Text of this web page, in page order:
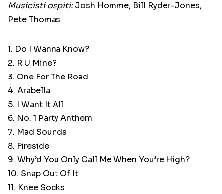
Musicisti ospiti:Josh Homme, Bill Ryder-Jones,
Pete Thomas
1. Do I Wanna Know?
2. R U Mine?
3. One For The Road
4. Arabella
5. I Want It All
6. No. 1 Party Anthem
7. Mad Sounds
8. Fireside
9. Why’d You Only Call Me When You’re High?
10. Snap Out Of It
11. Knee Socks